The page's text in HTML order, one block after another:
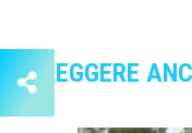
LEGGERE